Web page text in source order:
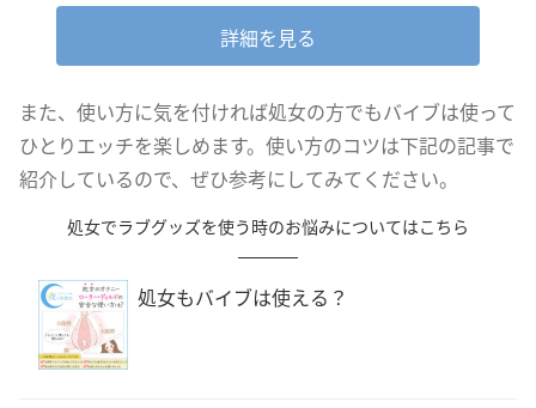
詳細を見る
また、使い方に気を付ければ処女の方でもバイブは使って
ひとりエッチを楽しめます。使い方のコツは下記の記事で
紹介しているので、ぜひ参考にしてみてください。
処女でラブグッズを使う時のお悩みについてはこちら
処女もバイブは使える？